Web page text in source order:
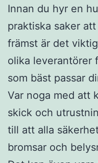
Innan du hyr en
praktiska saker
främst är det
olika leverantörer
som bäst passar
Var noga med att
skick och
till att alla
bromsar och